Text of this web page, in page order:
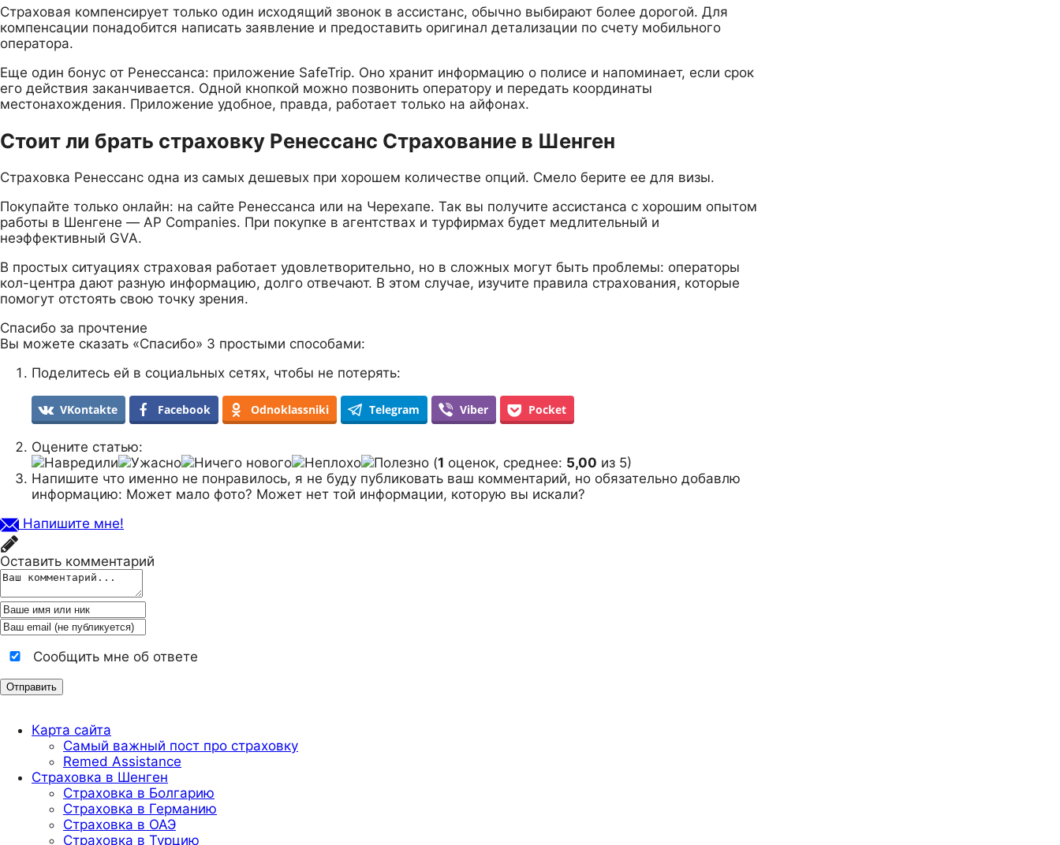
Страховая компенсирует только один исходящий звонок в ассистанс, обычно выбирают более дорогой. Для
компенсации понадобится написать заявление и предоставить оригинал детализации по счету мобильного
оператора.
Еще один бонус от Ренессанса: приложение SafeTrip. Оно хранит информацию о полисе и напоминает, если срок
его действия заканчивается. Одной кнопкой можно позвонить оператору и передать координаты
местонахождения. Приложение удобное, правда, работает только на айфонах.
Стоит ли брать страховку Ренессанс Страхование в Шенген
Страховка Ренессанс одна из самых дешевых при хорошем количестве опций. Смело берите ее для визы.
Покупайте только онлайн: на сайте Ренессанса или на Черехапе. Так вы получите ассистанса с хорошим опытом
работы в Шенгене — AP Companies. При покупке в агентствах и турфирмах будет медлительный и
неэффективный GVA.
В простых ситуациях страховая работает удовлетворительно, но в сложных могут быть проблемы: операторы
кол-центра дают разную информацию, долго отвечают. В этом случае, изучите правила страхования, которые
помогут отстоять свою точку зрения.
Спасибо за прочтение
Вы можете сказать «Спасибо» 3 простыми способами:
Поделитесь ей в социальных сетях, чтобы не потерять:
VKontakte Facebook Odnoklassniki Telegram Viber Pocket
Оцените статью:
(1 оценок, среднее: 5,00 из 5)
Напишите что именно не понравилось, я не буду публиковать ваш комментарий, но обязательно добавлю
информацию: Может мало фото? Может нет той информации, которую вы искали?
Напишите мне!
Оставить комментарий
Сообщить мне об ответе
Карта сайта
Самый важный пост про страховку
Remed Assistance
Страховка в Шенген
Страховка в Болгарию
Страховка в Германию
Страховка в ОАЭ
Страховка в Турцию